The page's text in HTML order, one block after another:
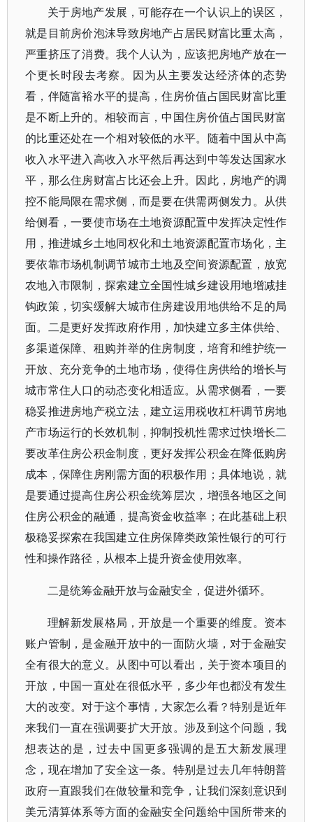
关于房地产发展，可能存在一个认识上的误区，
就是目前房价泡沫导致房地产占居民财富比重太高，
严重挤压了消费。我个人认为，应该把房地产放在一
个更长时段去考察。因为从主要发达经济体的态势
看，伴随富裕水平的提高，住房价值占国民财富比重
是不断上升的。相较而言，中国住房价值占国民财富
的比重还处在一个相对较低的水平。随着中国从中高
收入水平进入高收入水平然后再达到中等发达国家水
平，那么住房财富占比还会上升。因此，房地产的调
控不能局限在需求侧，而是要在供需两侧发力。从供
给侧看，一要使市场在土地资源配置中发挥决定性作
用，推进城乡土地同权化和土地资源配置市场化，主
要依靠市场机制调节城市土地及空间资源配置，放宽
农地入市限制，探索建立全国性城乡建设用地增减挂
钩政策，切实缓解大城市住房建设用地供给不足的局
面。二是更好发挥政府作用，加快建立多主体供给、
多渠道保障、租购并举的住房制度，培育和维护统一
开放、充分竞争的土地市场，使得住房供给的增长与
城市常住人口的动态变化相适应。从需求侧看，一要
稳妥推进房地产税立法，建立运用税收杠杆调节房地
产市场运行的长效机制，抑制投机性需求过快增长二
要改革住房公积金制度，更好发挥公积金在降低购房
成本，保障住房刚需方面的积极作用；具体地说，就
是要通过提高住房公积金统筹层次，增强各地区之间
住房公积金的融通，提高资金收益率；在此基础上积
极稳妥探索在我国建立住房保障类政策性银行的可行
性和操作路径，从根本上提升资金使用效率。
二是统筹金融开放与金融安全，促进外循环。
理解新发展格局，开放是一个重要的维度。资本
账户管制，是金融开放中的一面防火墙，对于金融安
全有很大的意义。从图中可以看出，关于资本项目的
开放，中国一直处在很低水平，多少年也都没有发生
大的改变。对于这个事情，大家怎么看？特别是近年
来我们一直在强调要扩大开放。涉及到这个问题，我
想表达的是，过去中国更多强调的是五大新发展理
念，现在增加了安全这一条。特别是过去几年特朗普
政府一直跟我们在做较量和竞争，让我们深刻意识到
美元清算体系等方面的金融安全问题给中国所带来的